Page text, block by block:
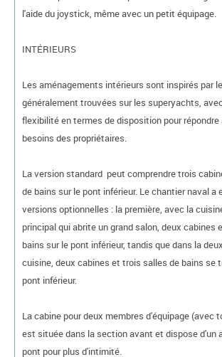
l'aide du joystick, même avec un petit équipage.
INTÉRIEURS
Les aménagements intérieurs sont inspirés par
généralement trouvées sur les superyachts,
flexibilité en termes de disposition pour
besoins des propriétaires.
La version standard peut comprendre trois
de bains sur le pont inférieur. Le chantier naval a
versions optionnelles : la première, avec la
principal qui abrite un grand salon, deux cabines
bains sur le pont inférieur, tandis que dans la
cuisine, deux cabines et trois salles de bains se
pont inférieur.
La cabine pour deux membres d'équipage (avec
est située dans la section avant et dispose d'un
pont pour plus d'intimité.